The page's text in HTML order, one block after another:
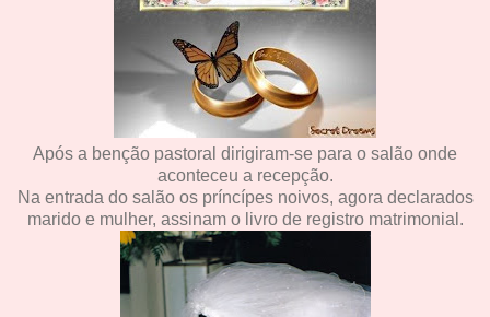
Após a benção pastoral dirigiram-se para o salão onde
aconteceu a recepção.
Na entrada do salão os príncípes noivos, agora declarados
marido e mulher, assinam o livro de registro matrimonial.